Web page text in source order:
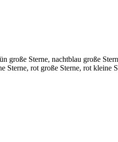
Sterne, nachtblau große
Sterne, rot große Sterne, rot kleine